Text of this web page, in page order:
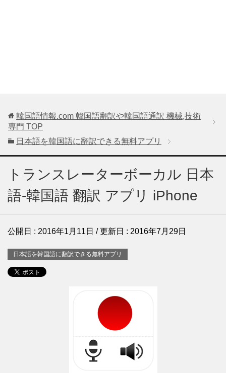
韓国語情報.com 韓国語翻訳や韓国語通訳 機械,技術
専門 TOP
日本語を韓国語に翻訳できる無料アプリ
トランスレーターボーカル 日本
語-韓国語 翻訳 アプリ iPhone
公開日 : 2016年1月11日 / 更新日 : 2016年7月29日
日本語を韓国語に翻訳できる無料アプリ